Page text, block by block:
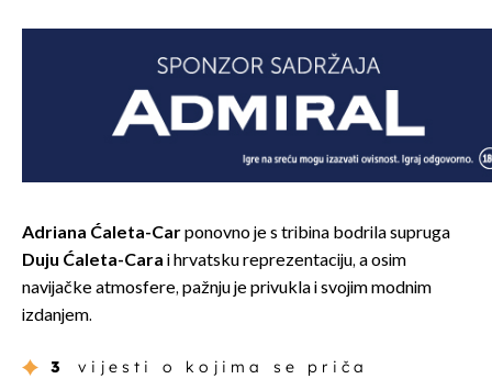
Adriana Ćaleta-Carponovno je s tribina bodrila supruga
Duju Ćaleta-Cara i hrvatsku reprezentaciju, a osim
navijačke atmosfere, pažnju je privukla i svojim modnim
izdanjem.
3 vijesti o kojima se priča